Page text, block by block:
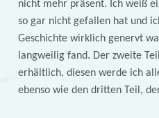
nicht mehr präsent. Ich weiß
so gar nicht gefallen hat und
Geschichte wirklich genervt
langweilig fand. Der zweite
erhältlich, diesen werde ich
ebenso wie den dritten Teil,